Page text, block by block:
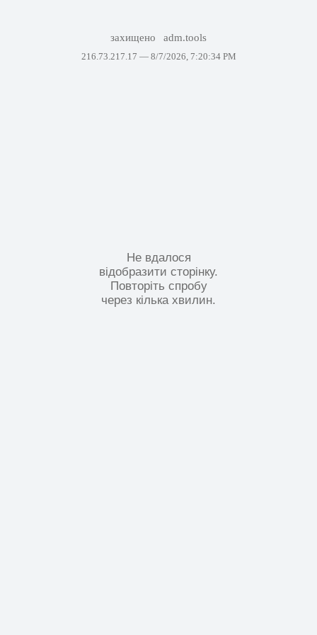
захищено adm.tools
216.73.217.17 — 8/7/2026, 7:20:34 PM
Не вдалося
відобразити сторінку.
Повторіть спробу
через кілька хвилин.